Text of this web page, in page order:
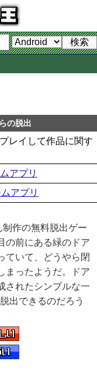
の脱出
レイして作品に関す
アプリ
アプリ
作の無料脱出ゲー
の前にある緑のドア
ていて、どうやら閉
まったようだ。ドア
されたシンプルな一
出できるのだろう